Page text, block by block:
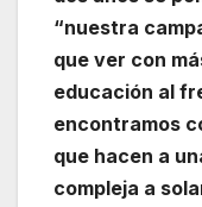
“nuestra
que ver con
educación al
encontramos
que hacen a
compleja a